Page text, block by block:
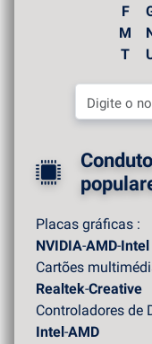
F
M
T
Placas gráficas :
NVIDIA-AMD-Intel
Cartões
Realtek-Creative
Controladores de
Intel-AMD